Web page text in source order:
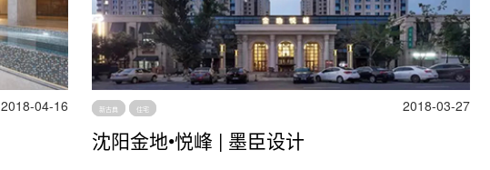
2018-04-16 新古典 住宅 2018-03-27
沈阳金地•悦峰 | 墨臣设计